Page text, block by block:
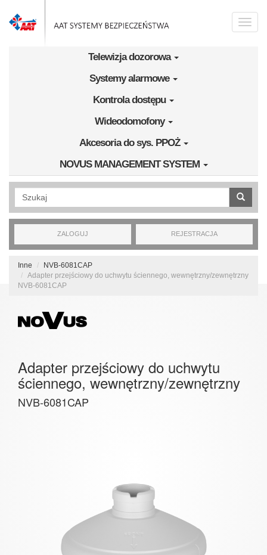
Toggle
Telewizja dozorowa
Systemy alarmowe
Kontrola dostępu
Wideodomofony
Akcesoria do sys. PPOŻ
NOVUS MANAGEMENT SYSTEM
Wyszukiwanie pełnotekstowe
ZALOGUJ REJESTRACJA
Inne
NVB-6081CAP
Adapter przejściowy do uchwytu ściennego, wewnętrzny/zewnętrzny
NVB-6081CAP
Adapter przejściowy do uchwytu
ściennego, wewnętrzny/zewnętrzny
NVB-6081CAP